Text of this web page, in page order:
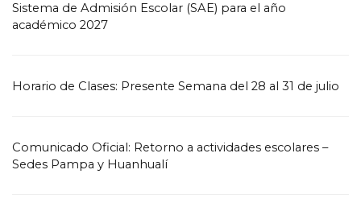
Sistema de Admisión Escolar (SAE) para el año
académico 2027
Horario de Clases: Presente Semana del 28 al 31 de julio
Comunicado Oficial: Retorno a actividades escolares –
Sedes Pampa y Huanhualí